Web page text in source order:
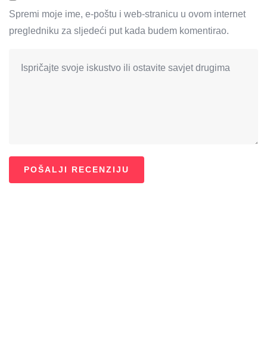
Spremi moje ime, e-poštu i web-stranicu u ovom internet
pregledniku za sljedeći put kada budem komentirao.